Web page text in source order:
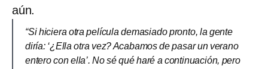
aún.
“Si hiciera otra película demasiado pronto, la gente
diría: ‘¿Ella otra vez? Acabamos de pasar un verano
entero con ella’. No sé qué haré a continuación, pero